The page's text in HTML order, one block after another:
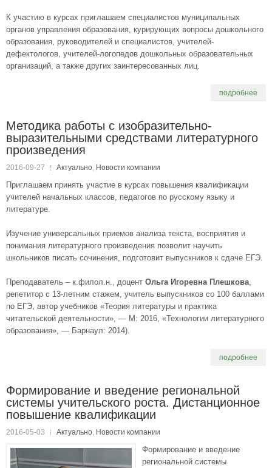
К участию в курсах приглашаем специалистов муниципальных
органов управления образования, курирующих вопросы дошкольного
образования, руководителей и специалистов, учителей-
дефектологов, учителей-логопедов дошкольных образовательных
организаций, а также других заинтересованных лиц.
подробнее
Методика работы с изобразительно-
выразительными средствами литературного
произведения
2016-09-27 Актуально, Новости компании
Приглашаем принять участие в курсах повышения квалификации
учителей начальных классов, педагогов по русскому языку и
литературе.
Изучение универсальных приемов анализа текста, восприятия и
понимания литературного произведения позволит научить
школьников писать сочинения, подготовит выпускников к сдаче ЕГЭ.
Преподаватель – к.филол.н., доцент Ольга Игоревна Плешкова,
репетитор с 13-летним стажем, учитель выпускников со 100 баллами
по ЕГЭ, автор учебников «Теория литературы и практика
читательской деятельности», — М: 2016, «Технологии литературного
образования», — Барнаул: 2014).
подробнее
Формирование и введение региональной
системы учительского роста. Дистанционное
повышение квалификации
2016-05-03 Актуально, Новости компании
Формирование и введение
региональной системы